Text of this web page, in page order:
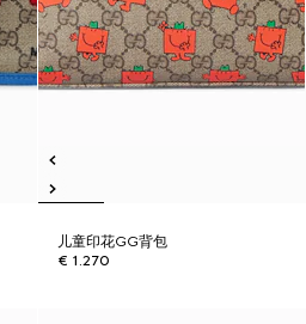
儿童印花GG背包
€ 1.270